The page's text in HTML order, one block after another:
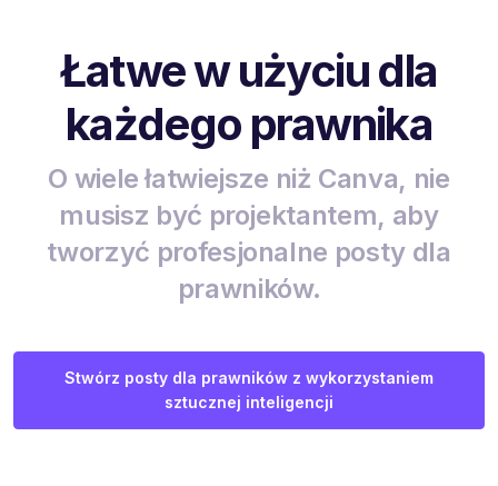
Łatwe w użyciu dla
każdego prawnika
O wiele łatwiejsze niż Canva, nie
musisz być projektantem, aby
tworzyć profesjonalne posty dla
prawników.
Stwórz posty dla prawników z wykorzystaniem
sztucznej inteligencji